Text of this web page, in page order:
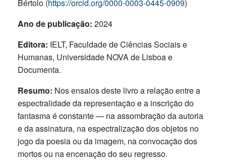
Bértolo (https://orcid.org/0000-0003-0445-0909)
Ano de publicação: 2024
Editora: IELT, Faculdade de Ciências Sociais e
Humanas, Universidade NOVA de Lisboa e
Documenta.
Resumo: Nos ensaios deste livro a relação entre a
espectralidade da representação e a inscrição do
fantasma é constante — na assombração da autoria
e da assinatura, na espectralização dos objetos no
jogo da poesia ou da imagem, na convocação dos
mortos ou na encenação do seu regresso.